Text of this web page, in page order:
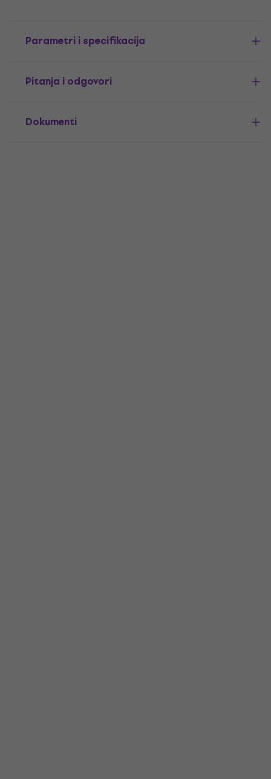
Parametri i specifikacija
Pitanja i odgovori
Dokumenti